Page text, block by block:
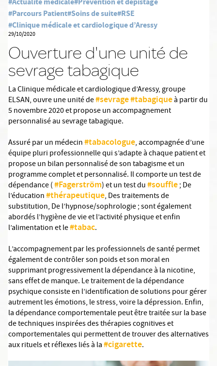
#Parcours Patient#Soins de suite#RSE
#Clinique médicale et cardiologique d’Aressy
29/10/2020
Ouverture d'une unité de
sevrage tabagique
La Clinique médicale et cardiologique d’Aressy, groupe
ELSAN, ouvre une unité de#sevrage#tabagiqueà partir du
5 novembre 2020 et propose un accompagnement
personnalisé au sevrage tabagique.
Assuré par un médecin#tabacologue, accompagnée d’une
équipe pluri professionnelle qui s’adapte à chaque patient et
propose un bilan personnalisé de son tabagisme et un
programme complet et personnalisé. Il comporte un test de
dépendance (#Fagerström) et un test du#souffle; De
l’éducation#thérapeutique, Des traitements de
substitution, De l’hypnose/sophrologie ; sont également
abordés l’hygiène de vie et l’activité physique et enfin
l’alimentation et le#tabac.
L’accompagnement par les professionnels de santé permet
également de contrôler son poids et son moral en
supprimant progressivement la dépendance à la nicotine,
sans effet de manque. Le traitement de la dépendance
psychique consiste en l’identification de solutions pour gérer
autrement les émotions, le stress, voire la dépression. Enfin,
la dépendance comportementale peut être traitée sur la base
de techniques inspirées des thérapies cognitives et
comportementales qui permettent de trouver des alternatives
aux rituels et réflexes liés à la#cigarette.